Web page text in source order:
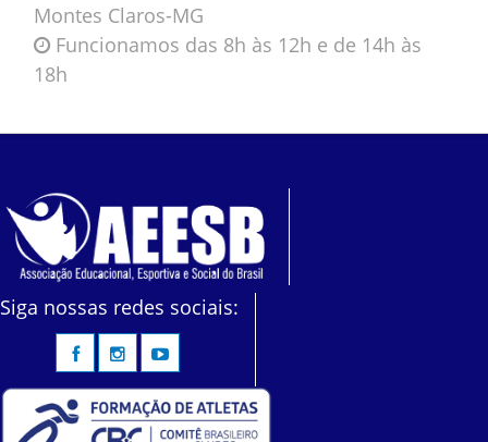
Montes Claros-MG
Funcionamos das 8h às 12h e de 14h às
18h
Siga nossas redes sociais: